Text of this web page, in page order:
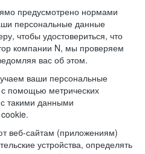
предусмотрено нормами
персональные данные
чтобы удостовериться, что
компании N, мы проверяем
вас об этом.
ваши персональные
помощью метрических
такими данными
веб-сайтам (приложениям)
устройства, определять